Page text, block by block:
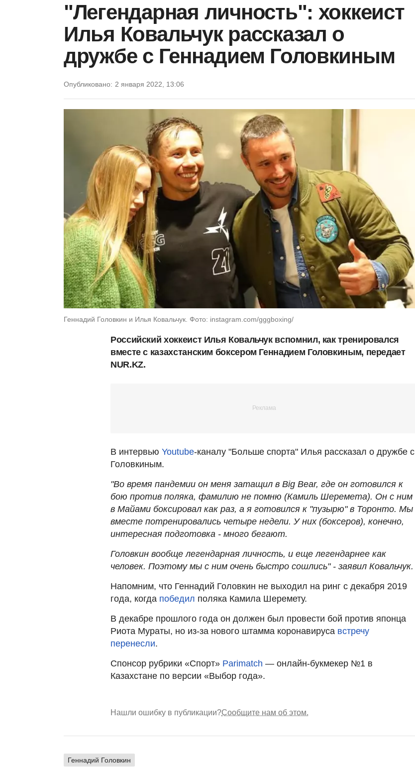
"Легендарная личность": хоккеист
Илья Ковальчук рассказал о
дружбе с Геннадием Головкиным
Опубликовано: 2 января 2022, 13:06
Геннадий Головкин и Илья Ковальчук. Фото: instagram.com/gggboxing/
Российский хоккеист Илья Ковальчук вспомнил, как тренировался
вместе с казахстанским боксером Геннадием Головкиным, передает
NUR.KZ.
В интервью Youtube-каналу "Больше спорта" Илья рассказал о дружбе с
Головкиным.
"Во время пандемии он меня затащил в Big Bear, где он готовился к
бою против поляка, фамилию не помню (Камиль Шеремета). Он с ним
в Майами боксировал как раз, а я готовился к "пузырю" в Торонто. Мы
вместе потренировались четыре недели. У них (боксеров), конечно,
интересная подготовка - много бегают.
Головкин вообще легендарная личность, и еще легендарнее как
человек. Поэтому мы с ним очень быстро сошлись" - заявил Ковальчук.
Напомним, что Геннадий Головкин не выходил на ринг с декабря 2019
года, когда победил поляка Камила Шеремету.
В декабре прошлого года он должен был провести бой против японца
Риота Мураты, но из-за нового штамма коронавируса встречу
перенесли.
Спонсор рубрики «Спорт» Parimatch — онлайн-букмекер №1 в
Казахстане по версии «Выбор года».
Нашли ошибку в публикации?Сообщите нам об этом.
Геннадий Головкин